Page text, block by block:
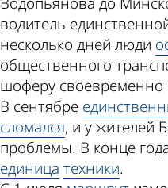
водитель
несколько дней люди
общественного
шоферу своевременно
В сентябре
сломался, и у жителей
проблемы. В конце
единица техники.